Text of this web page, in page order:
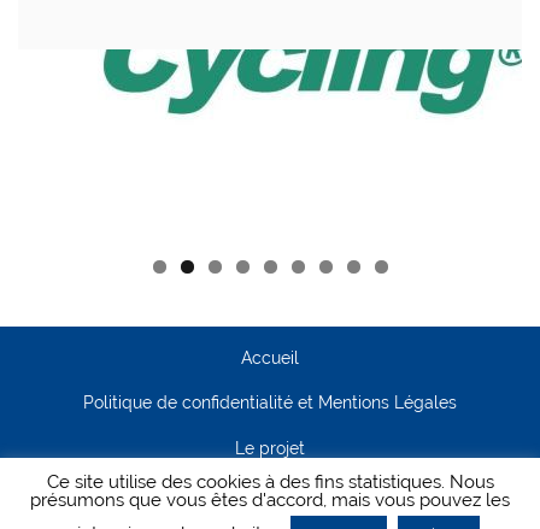
Accueil
Politique de confidentialité et Mentions Légales
Le projet
Contact
Ce site utilise des cookies à des fins statistiques. Nous
présumons que vous êtes d'accord, mais vous pouvez les